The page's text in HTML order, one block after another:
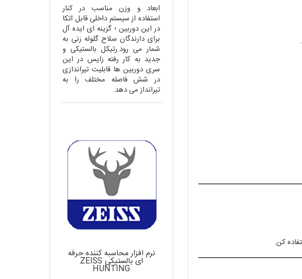
.
ابعاد و وزن مناسب در کنار
استفاده از سیستم داخلی قابل اتکا
در این دوربین ؛ گزینه ای ایده آل
برای دارندگان سلاح گلوله زنی به
شمار می رود.رتیکل بالستیکی و
جدید به کار رفته زایس در این
سری دوربین ها قابلیت تیراندازی
در شش فاصله مختلف را به
تیرانداز می دهد.
نرم افزار محاسبه کننده حرفه
ای بالستیکی ZEISS
HUNTING